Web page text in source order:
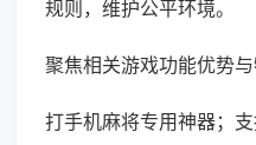
规则，维护公平环境。
聚焦相关游戏功能优势与
打手机麻将专用神器；